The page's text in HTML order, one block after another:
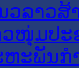
ວລາວສ້
ວໜຸ່ມປະ
ະພັນກ